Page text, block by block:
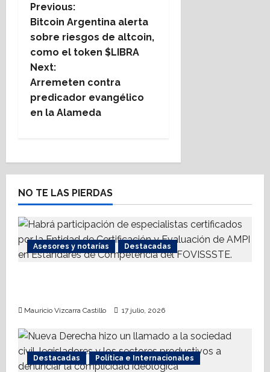
P
o
s
t
n
v
i
a
t
o
n
Previous:
Bitcoin Argentina alerta
sobre riesgos de altcoin,
como el token $LIBRA
Next:
Arremeten contra
predicador evangélico
en la Alameda
NO TE LAS PIERDAS
Asesores y notarías Destacadas
Mauricio Vizcarra Castillo 17 julio, 2026
Destacadas Política e Internacionales